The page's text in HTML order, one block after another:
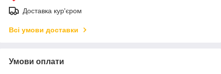
Доставка кур'єром
Всі умови доставки
Умови оплати